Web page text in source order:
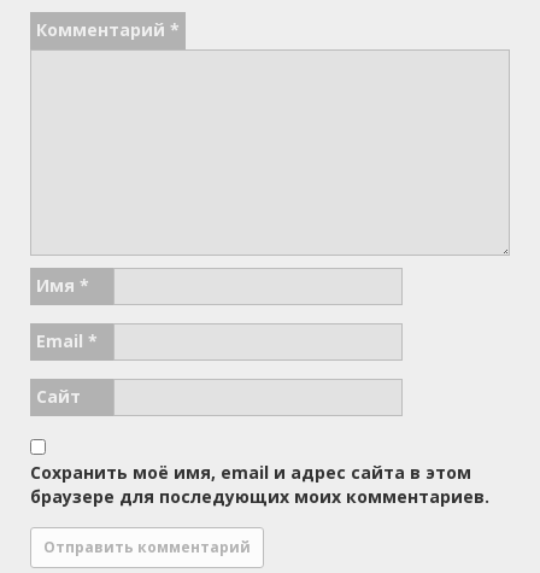
Комментарий *
Имя *
Email *
Сайт
Сохранить моё имя, email и адрес сайта в этом
браузере для последующих моих комментариев.